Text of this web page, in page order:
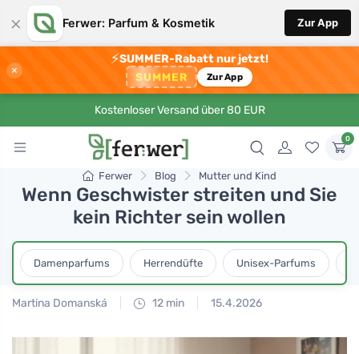
× Ferwer: Parfum & Kosmetik Zur App
×
⚡SUMMER-Rabatt nur jetzt!
SUMMER Zur App
Kostenloser Versand über 80 EUR
0
Ferwer Blog Mutter und Kind
Wenn Geschwister streiten und Sie
kein Richter sein wollen
Damenparfums Herrendüfte Unisex-Parfums
Martina Domanská 12 min 15.4.2026